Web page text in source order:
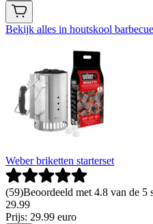
Bekijk alles in houtskool barbecue
Weber briketten starterset
(59)Beoordeeld met 4.8 van de 5
29.99
Prijs: 29.99 euro